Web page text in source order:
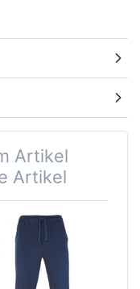
Artikel
Artikel